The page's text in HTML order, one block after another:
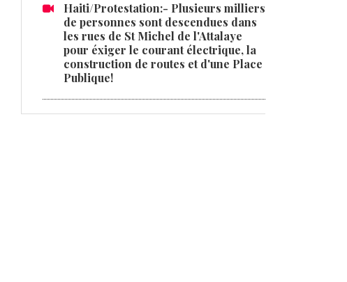
Haiti/Protestation:- Plusieurs milliers
de personnes sont descendues dans
les rues de St Michel de l'Attalaye
pour éxiger le courant électrique, la
construction de routes et d'une Place
Publique!